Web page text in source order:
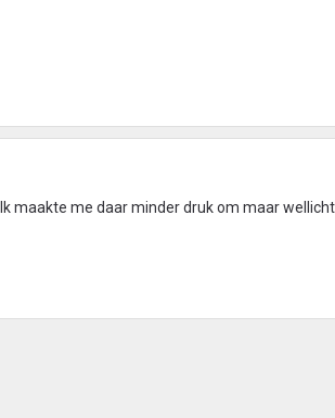
maakte me daar minder druk om maar